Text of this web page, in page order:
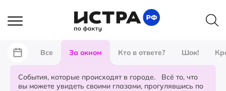
Все За окном Кто в ответе? Шок!
События, которые происходят в городе. Всё то, что
вы можете увидеть своими глазами, прогулявшись по